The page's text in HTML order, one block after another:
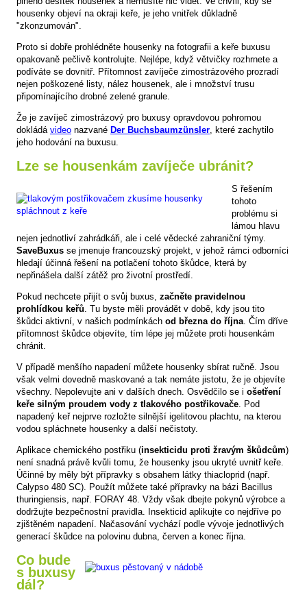
housenky objeví na okraji keře, je jeho vnitřek důkladně
"zkonzumován".
Proto si dobře prohlédněte housenky na fotografii a keře buxusu
opakovaně pečlivě kontrolujte. Nejlépe, když větvičky rozhrnete a
podíváte se dovnitř. Přítomnost zavíječe zimostrázového prozradí
nejen poškozené listy, nález housenek, ale i množství trusu
připomínajícího drobné zelené granule.
Že je zavíječ zimostrázový pro buxusy opravdovou pohromou
dokládá video nazvané Der Buchsbaumzünsler , které zachytilo
jeho hodování na buxusu.
Lze se housenkám zavíječe ubránit?
S řešením
tohoto
problému si
lámou hlavu
nejen jednotliví zahrádkáři, ale i celé vědecké zahraniční týmy.
SaveBuxus se jmenuje francouzský projekt, v jehož rámci odborníci
hledají účinná řešení na potlačení tohoto škůdce, která by
nepřinášela další zátěž pro životní prostředí.
Pokud nechcete přijít o svůj buxus, začněte pravidelnou
prohlídkou keřů . Tu byste měli provádět v době, kdy jsou tito
škůdci aktivní, v našich podmínkách od března do října . Čím dříve
přítomnost škůdce objevíte, tím lépe jej můžete proti housenkám
chránit.
V případě menšího napadení můžete housenky sbírat ručně. Jsou
však velmi dovedně maskované a tak nemáte jistotu, že je objevíte
všechny. Nepolevujte ani v dalších dnech. Osvědčilo se i ošetření
keře silným proudem vody z tlakového postřikovače . Pod
napadený keř nejprve rozložte silnější igelitovou plachtu, na kterou
vodou spláchnete housenky a další nečistoty.
Aplikace chemického postřiku (insekticidu proti žravým škůdcům)
není snadná právě kvůli tomu, že housenky jsou ukryté uvnitř keře.
Účinné by měly být přípravky s obsahem látky thiacloprid (např.
Calypso 480 SC). Použít můžete také přípravky na bázi Bacillus
thuringiensis, např. FORAY 48. Vždy však dbejte pokynů výrobce a
dodržujte bezpečnostní pravidla. Insekticid aplikujte co nejdříve po
zjištěném napadení. Načasování vychází podle vývoje jednotlivých
generací škůdce na polovinu dubna, červen a konec října.
Co bude
s buxusy
dál?